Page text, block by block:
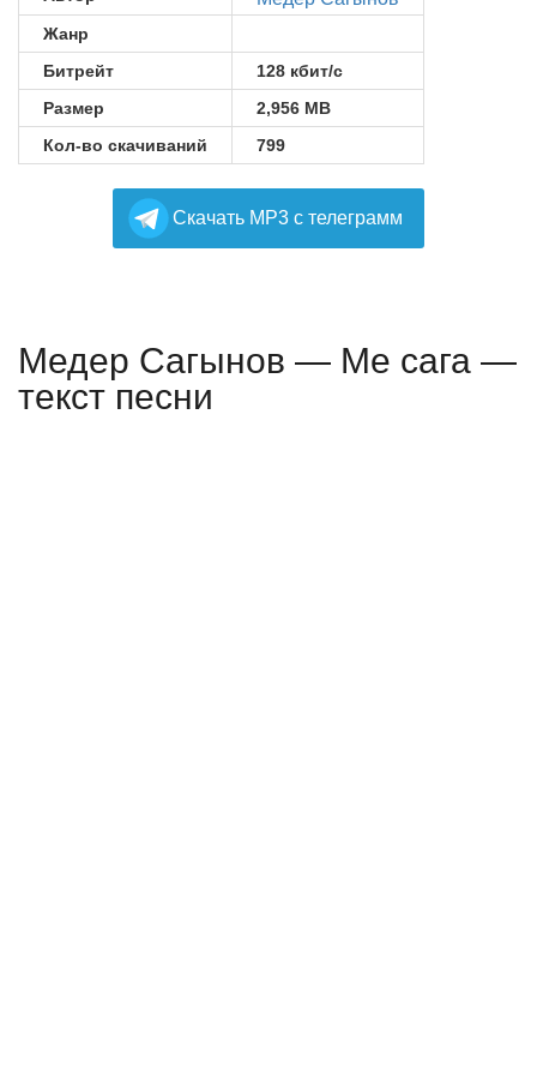
Жанр
Битрейт
128 кбит/с
Размер
2,956 MB
Кол-во скачиваний
799
Cкачать MP3 с телеграмм
Медер Сагынов — Ме сага —
текст песни